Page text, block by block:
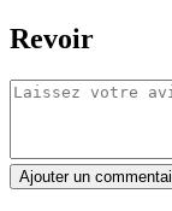
Revoir
Ajouter un